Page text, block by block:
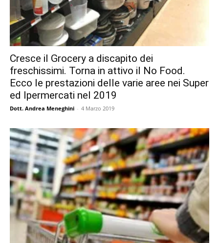
Cresce il Grocery a discapito dei
freschissimi. Torna in attivo il No Food.
Ecco le prestazioni delle varie aree nei Super
ed Ipermercati nel 2019
Dott. Andrea Meneghini - 4 Marzo 2019